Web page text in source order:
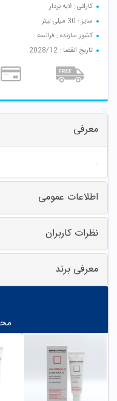
کارائی : لایه بردار
سایز : 30 میلی لیتر
کشور سازنده : فرانسه
تاریخ انقضا : 2028/12
معرفی
.
اطلاعات عمومی
نظرات کاربران
معرفی برند